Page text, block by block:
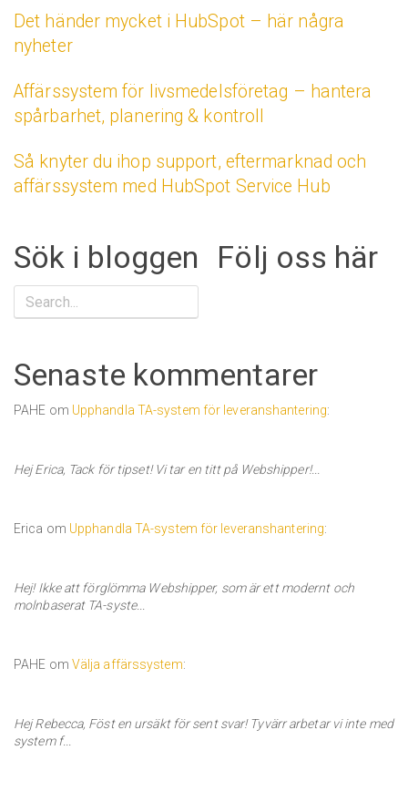
Det händer mycket i HubSpot – här några
nyheter
Affärssystem för livsmedelsföretag – hantera
spårbarhet, planering & kontroll
Så knyter du ihop support, eftermarknad och
affärssystem med HubSpot Service Hub
Sök i bloggen Följ oss här
Senaste kommentarer
PAHE om Upphandla TA-system för leveranshantering:
Hej Erica, Tack för tipset! Vi tar en titt på Webshipper!...
Erica om Upphandla TA-system för leveranshantering:
Hej! Ikke att förglömma Webshipper, som är ett modernt och
molnbaserat TA-syste...
PAHE om Välja affärssystem:
Hej Rebecca, Föst en ursäkt för sent svar! Tyvärr arbetar vi inte med
system f...